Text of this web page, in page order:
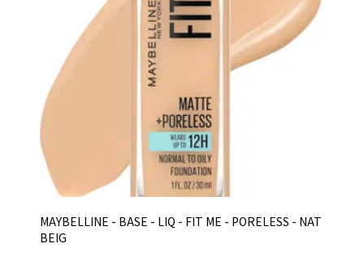
MAYBELLINE - BASE - LIQ - FIT ME - PORELESS - NAT
BEIG